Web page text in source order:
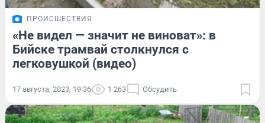
ПРОИСШЕСТВИЯ
«Не видел — значит не виноват»: в
Бийске трамвай столкнулся с
легковушкой (видео)
17 августа, 2023, 19:36 1 263 Обсудить